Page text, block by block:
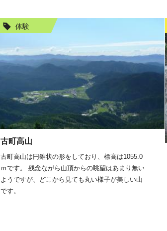
体験
古町高山
古町高山は円錐状の形をしており、標高は1055.0
ｍです。 残念ながら山頂からの眺望はあまり無い
ようですが、どこから見ても丸い様子が美しい山
です。